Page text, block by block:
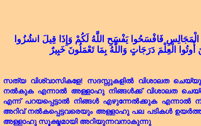
الْمَجَالِسِ فَافْسَحُوا يَفْسَحِ اللَّهُ لَكُمْ وَإِذَا قِيلَ انشُزُوا
الْعِلْمَ دَرَجَاتٍ وَاللَّهُ بِمَا تَعْمَلُونَ خَبِيرٌ
സത്യ വിശ്വാസികളേ! സദസ്സുകളിൽ വിശാലത
നൽകുക എന്നാൽ അള്ളാഹു നിങ്ങൾക്ക് വിശാലത
എന്ന് പറയപ്പെട്ടാൽ നിങ്ങൾ എഴുന്നേൽക്കുക എന്നാൽ
അറിവ് നൽകപ്പെട്ടവരെയും അള്ളാഹു പല പടികൾ
അള്ളാഹു സൂക്ഷ്മമായി അറിയുന്നവനാകുന്നു